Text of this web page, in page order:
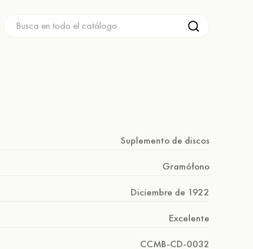
Suplemento de discos
Gramófono
Diciembre de 1922
Excelente
CCMB-CD-0032